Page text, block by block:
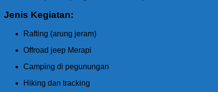
Jenis Kegiatan:
Rafting (arung jeram)
Offroad jeep Merapi
Camping di pegunungan
Hiking dan tracking